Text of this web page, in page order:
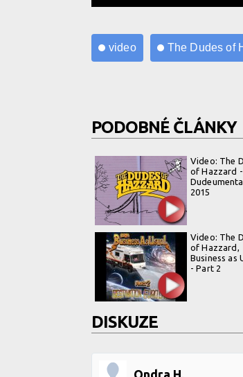
video The Dudes of
PODOBNÉ ČLÁNKY
Video: The
of Hazzard
2015
Video: The
of Hazzard,
Business as
- Part 2
DISKUZE
Ondra H.